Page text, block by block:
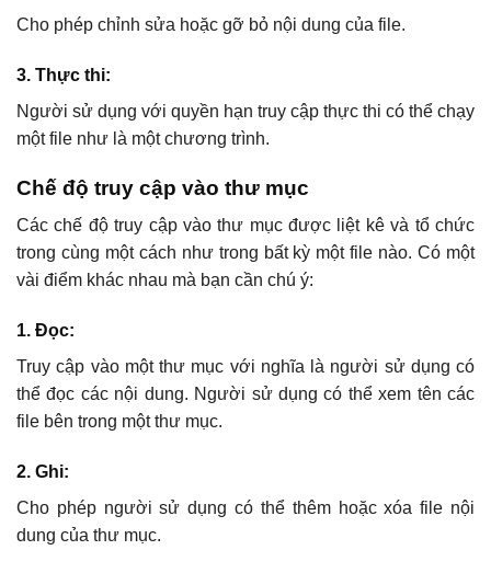
Cho phép chỉnh sửa hoặc gỡ bỏ nội dung của file.
3. Thực thi:
Người sử dụng với quyền hạn truy cập thực thi có thể chạy
một file như là một chương trình.
Chế độ truy cập vào thư mục
Các chế độ truy cập vào thư mục được liệt kê và tổ chức
trong cùng một cách như trong bất kỳ một file nào. Có một
vài điểm khác nhau mà bạn cần chú ý:
1. Đọc:
Truy cập vào một thư mục với nghĩa là người sử dụng có
thể đọc các nội dung. Người sử dụng có thể xem tên các
file bên trong một thư mục.
2. Ghi:
Cho phép người sử dụng có thể thêm hoặc xóa file nội
dung của thư mục.